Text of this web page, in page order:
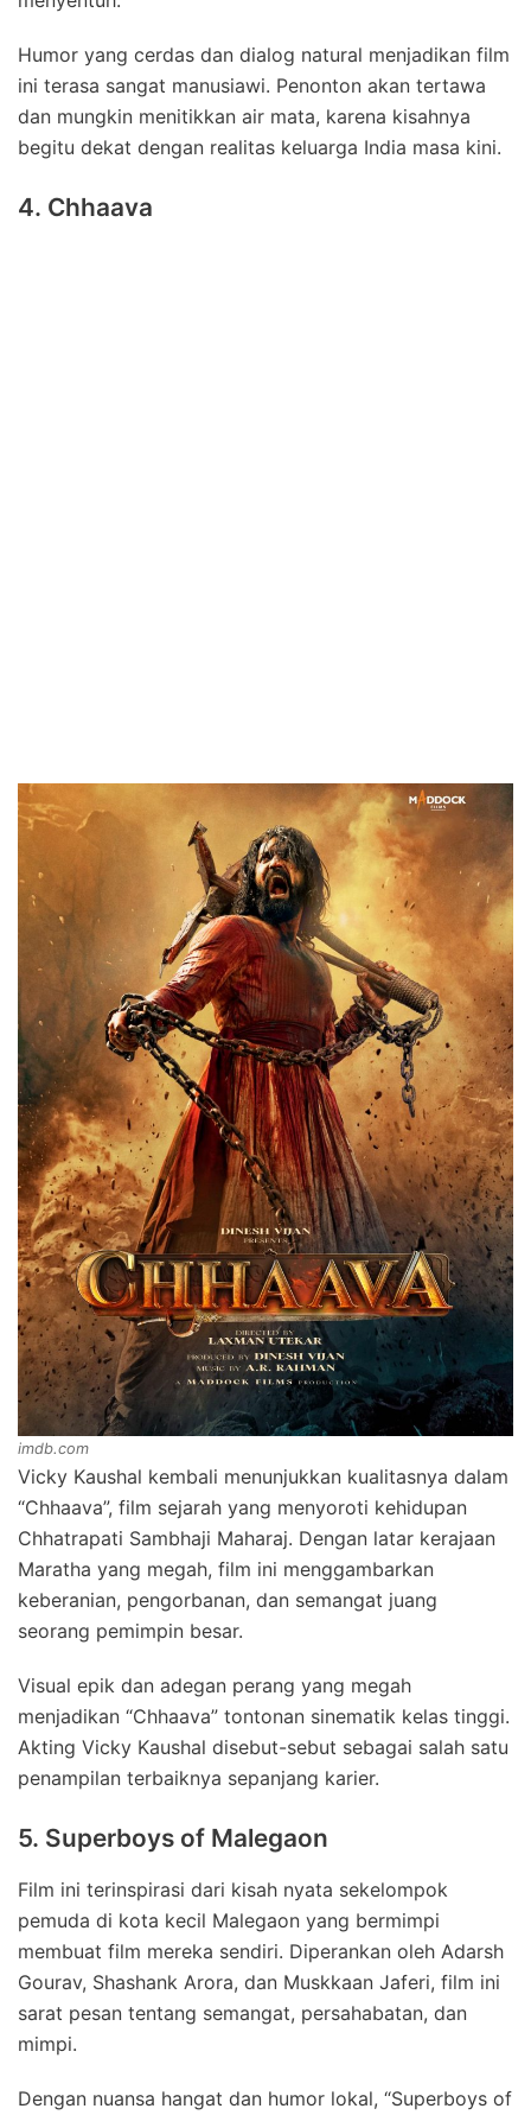
Humor yang cerdas dan dialog natural menjadikan film
ini terasa sangat manusiawi. Penonton akan tertawa
dan mungkin menitikkan air mata, karena kisahnya
begitu dekat dengan realitas keluarga India masa kini.
4. Chhaava
imdb.com
Vicky Kaushal kembali menunjukkan kualitasnya dalam
“Chhaava”, film sejarah yang menyoroti kehidupan
Chhatrapati Sambhaji Maharaj. Dengan latar kerajaan
Maratha yang megah, film ini menggambarkan
keberanian, pengorbanan, dan semangat juang
seorang pemimpin besar.
Visual epik dan adegan perang yang megah
menjadikan “Chhaava” tontonan sinematik kelas tinggi.
Akting Vicky Kaushal disebut-sebut sebagai salah satu
penampilan terbaiknya sepanjang karier.
5. Superboys of Malegaon
Film ini terinspirasi dari kisah nyata sekelompok
pemuda di kota kecil Malegaon yang bermimpi
membuat film mereka sendiri. Diperankan oleh Adarsh
Gourav, Shashank Arora, dan Muskkaan Jaferi, film ini
sarat pesan tentang semangat, persahabatan, dan
mimpi.
Dengan nuansa hangat dan humor lokal, “Superboys of